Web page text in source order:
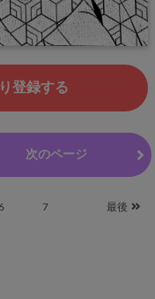
登録する
次のページ
7 最後